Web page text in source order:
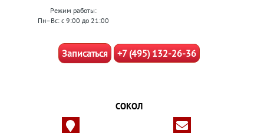
Режим работы:
Пн–Вс: с 9:00 до 21:00
Записаться +7 (495) 132-26-36
СОКОЛ